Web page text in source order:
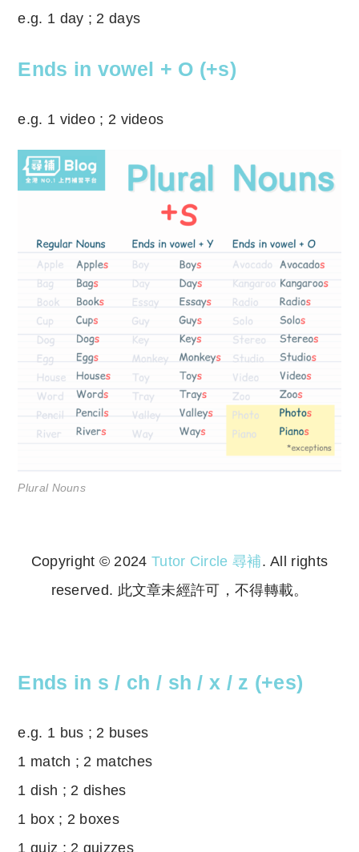
e.g. 1 day ; 2 days
Ends in vowel + O (+s)
e.g. 1 video ; 2 videos
Plural Nouns
Copyright © 2024 Tutor Circle 尋補. All rights
reserved. 此文章未經許可，不得轉載。
Ends in s / ch / sh / x / z (+es)
e.g. 1 bus ; 2 buses
1 match ; 2 matches
1 dish ; 2 dishes
1 box ; 2 boxes
1 quiz ; 2 quizzes